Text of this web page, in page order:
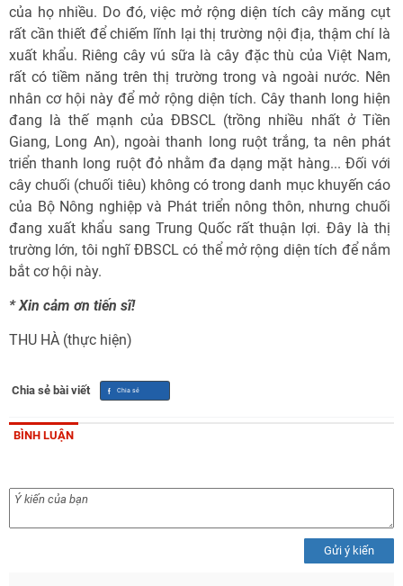
của họ nhiều. Do đó, việc mở rộng diện tích cây măng cụt
rất cần thiết để chiếm lĩnh lại thị trường nội địa, thậm chí là
xuất khẩu. Riêng cây vú sữa là cây đặc thù của Việt Nam,
rất có tiềm năng trên thị trường trong và ngoài nước. Nên
nhân cơ hội này để mở rộng diện tích. Cây thanh long hiện
đang là thế mạnh của ĐBSCL (trồng nhiều nhất ở Tiền
Giang, Long An), ngoài thanh long ruột trắng, ta nên phát
triển thanh long ruột đỏ nhằm đa dạng mặt hàng... Đối với
cây chuối (chuối tiêu) không có trong danh mục khuyến cáo
của Bộ Nông nghiệp và Phát triển nông thôn, nhưng chuối
đang xuất khẩu sang Trung Quốc rất thuận lợi. Đây là thị
trường lớn, tôi nghĩ ĐBSCL có thể mở rộng diện tích để nắm
bắt cơ hội này.
* Xin cảm ơn tiến sĩ!
THU HÀ (thực hiện)
Chia sẻ bài viết
BÌNH LUẬN
Gửi ý kiến